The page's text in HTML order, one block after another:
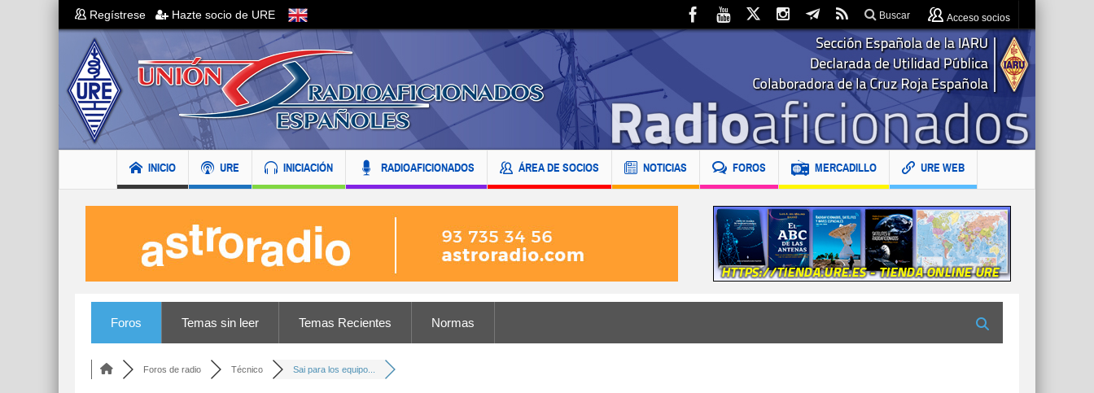
Regístrese Hazte socio de URE Buscar Acceso socios
INICIO URE INICIACIÓN RADIOAFICIONADOS ÁREA DE SOCIOS NOTICIAS FOROS MERCADILLO URE WEB
Foros Temas sin leer Temas Recientes Normas
Foros de radio Técnico Sai para los equipo...